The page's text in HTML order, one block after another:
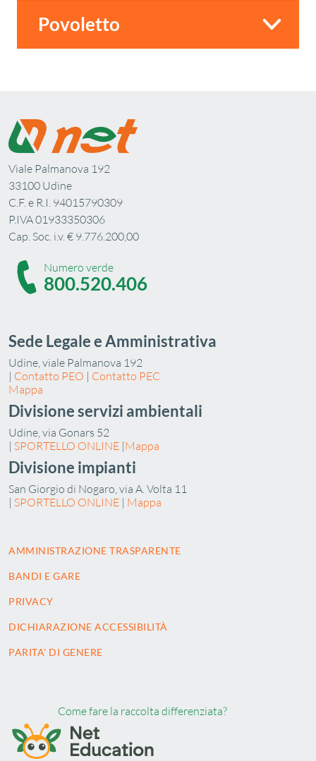
Viale Palmanova 192
33100 Udine
C.F. e R.I. 94015790309
P.IVA 01933350306
Cap. Soc. i.v. € 9.776.200,00
Numero verde
800.520.406
Sede Legale e Amministrativa
Udine, viale Palmanova 192
| Contatto PEO | Contatto PEC
Mappa
Divisione servizi ambientali
Udine, via Gonars 52
| SPORTELLO ONLINE |Mappa
Divisione impianti
San Giorgio di Nogaro, via A. Volta 11
| SPORTELLO ONLINE | Mappa
AMMINISTRAZIONE TRASPARENTE
BANDI E GARE
PRIVACY
DICHIARAZIONE ACCESSIBILITÀ
PARITA' DI GENERE
Come fare la raccolta differenziata?